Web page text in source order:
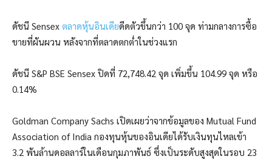
ดัชนี Sensex ตลาดหุ้นอินเดียดีดตัวขึ้นกว่า 100 จุด ท่ามกลางการซื้อ
ขายที่ผันผวน หลังจากที่ตลาดตกต่ำในช่วงแรก
ดัชนี S&P BSE Sensex ปิดที่ 72,748.42 จุด เพิ่มขึ้น 104.99 จุด หรือ
0.14%
Goldman Company Sachs เปิดเผยว่าจากข้อมูลของ Mutual Fund
Association of India กองทุนหุ้นของอินเดียได้รับเงินทุนไหลเข้า
3.2 พันล้านดอลลาร์ในเดือนกุมภาพันธ์ ซึ่งเป็นระดับสูงสุดในรอบ 23